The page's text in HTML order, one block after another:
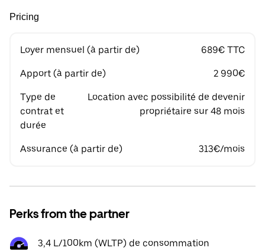
Pricing
Loyer mensuel (à partir de) 689€ TTC
Apport (à partir de) 2 990€
Type de
contrat et
durée
Location avec possibilité de devenir
propriétaire sur 48 mois
Assurance (à partir de) 313€/mois
Perks from the partner
3,4 L/100km (WLTP) de consommation